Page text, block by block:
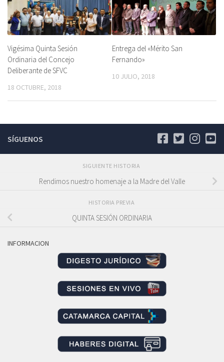
Vigésima Quinta Sesión
Ordinaria del Concejo
Deliberante de SFVC
18 OCTUBRE, 2018
Entrega del «Mérito San
Fernando»
10 JULIO, 2018
SÍGUENOS
SIGUIENTE HISTORIA
Rendimos nuestro homenaje a la Madre del Valle
HISTORIA PREVIA
QUINTA SESIÓN ORDINARIA
INFORMACION